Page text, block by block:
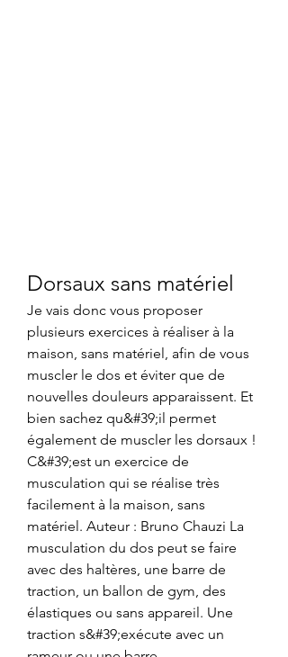
Dorsaux sans matériel
Je vais donc vous proposer
plusieurs exercices à réaliser à la
maison, sans matériel, afin de vous
muscler le dos et éviter que de
nouvelles douleurs apparaissent. Et
bien sachez qu&#39;il permet
également de muscler les dorsaux !
C&#39;est un exercice de
musculation qui se réalise très
facilement à la maison, sans
matériel. Auteur : Bruno Chauzi La
musculation du dos peut se faire
avec des haltères, une barre de
traction, un ballon de gym, des
élastiques ou sans appareil. Une
traction s&#39;exécute avec un